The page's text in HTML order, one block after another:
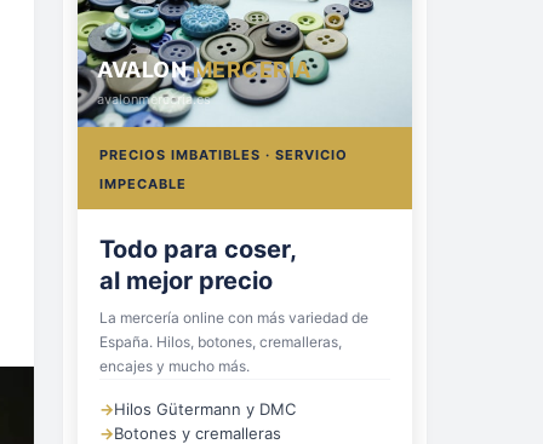
AVALONMERCERÍA
avalonmerceria.es
PRECIOS IMBATIBLES · SERVICIO
IMPECABLE
Hilos, botones
y cremalleras
La mercería online con más variedad de
España. Hilos, botones, cremalleras,
encajes y mucho más.
→Hilos Gütermann y DMC
→Botones y cremalleras